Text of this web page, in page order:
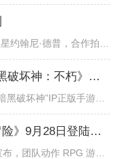
庇护之地CG燃爆公映《暗黑破坏神：不朽》今日全平台上线
虽迟但到，1500万国服玩家翘首以盼的“暗黑破坏神”IP正版手游《暗黑破坏神：不朽》已于今日全平台上线！动作RPG王者再...
《勇者斗恶龙：达尔的大冒险》9月28日登陆苹果谷歌应用商店
发行商 Square Enix 以及开发商 DeNa 宣布，团队动作 RPG 游戏《勇者斗恶龙：达尔的大冒险 魂之绊》将...